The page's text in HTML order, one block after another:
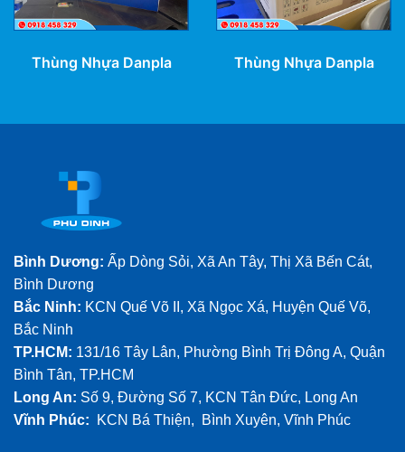
Thùng Nhựa Danpla Thùng Nhựa Danpla
Bình Dương: Ấp Dòng Sỏi, Xã An Tây, Thị Xã Bến Cát,
Bình Dương
Bắc Ninh: KCN Quế Võ II, Xã Ngọc Xá, Huyện Quế Võ,
Bắc Ninh
TP.HCM: 131/16 Tây Lân, Phường Bình Trị Đông A, Quận
Bình Tân, TP.HCM
Long An: Số 9, Đường Số 7, KCN Tân Đức, Long An
Vĩnh Phúc: KCN Bá Thiện, Bình Xuyên, Vĩnh Phúc